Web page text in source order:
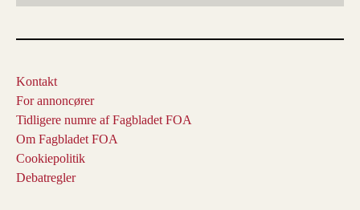
Kontakt
For annoncører
Tidligere numre af Fagbladet FOA
Om Fagbladet FOA
Cookiepolitik
Debatregler